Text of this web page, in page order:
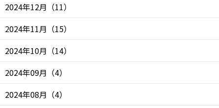
2024年12月 （11）
2024年11月 （15）
2024年10月 （14）
2024年09月 （4）
2024年08月 （4）